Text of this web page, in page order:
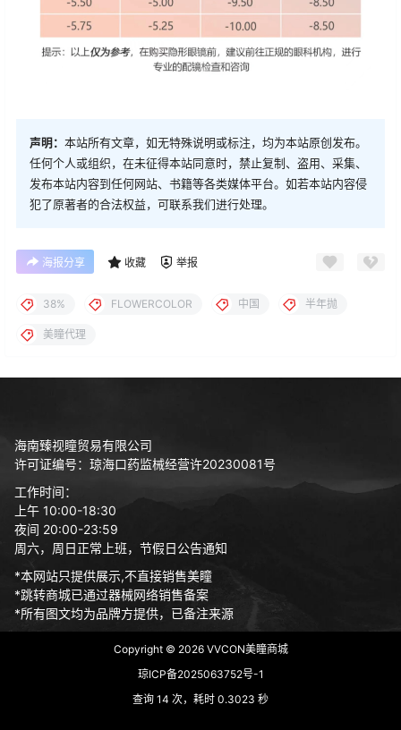
声明： 本站所有文章，如无特殊说明或标注，均为本站原创发布。
任何个人或组织，在未征得本站同意时，禁止复制、盗用、采集、
发布本站内容到任何网站、书籍等各类媒体平台。如若本站内容侵
犯了原著者的合法权益，可联系我们进行处理。
海报分享 收藏 举报
38% FLOWERCOLOR 中国 半年抛
美瞳代理
海南臻视瞳贸易有限公司
许可证编号：琼海口药监械经营许20230081号
工作时间：
上午 10:00-18:30
夜间 20:00-23:59
周六，周日正常上班，节假日公告通知
*本网站只提供展示,不直接销售美瞳
*跳转商城已通过器械网络销售备案
*所有图文均为品牌方提供，已备注来源
Copyright © 2026VVCON美瞳商城
琼ICP备2025063752号-1
查询 14 次，耗时 0.3023 秒